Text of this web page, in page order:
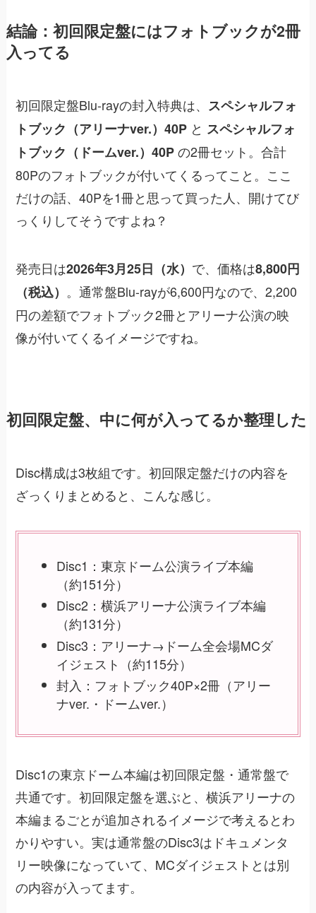
結論：初回限定盤にはフォトブックが2冊
入ってる
初回限定盤Blu-rayの封入特典は、 スペシャルフォ
トブック（アリーナver.）40P と スペシャルフォ
トブック（ドームver.）40Pの2冊セット。合計
80Pのフォトブックが付いてくるってこと。ここ
だけの話、40Pを1冊と思って買った人、開けてび
っくりしてそうですよね？
発売日は2026年3月25日（水） で、価格は8,800円
（税込） 。通常盤Blu-rayが6,600円なので、2,200
円の差額でフォトブック2冊とアリーナ公演の映
像が付いてくるイメージですね。
初回限定盤、中に何が入ってるか整理した
Disc構成は3枚組です。初回限定盤だけの内容を
ざっくりまとめると、こんな感じ。
Disc1：東京ドーム公演ライブ本編
（約151分）
Disc2：横浜アリーナ公演ライブ本編
（約131分）
Disc3：アリーナ→ドーム全会場MCダ
イジェスト（約115分）
封入：フォトブック40P×2冊（アリー
ナver.・ドームver.）
Disc1の東京ドーム本編は初回限定盤・通常盤で
共通です。初回限定盤を選ぶと、横浜アリーナの
本編まるごとが追加されるイメージで考えるとわ
かりやすい。実は通常盤のDisc3はドキュメンタ
リー映像になっていて、MCダイジェストとは別
の内容が入ってます。